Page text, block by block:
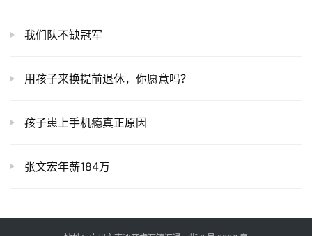
我们队不缺冠军
用孩子来换提前退休，你愿意吗？
孩子患上手机瘾真正原因
张文宏年薪184万